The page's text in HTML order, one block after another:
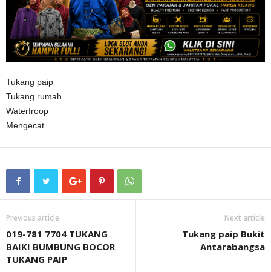
Tukang paip
Tukang rumah
Waterfroop
Mengecat
Previous article
019-781 7704 TUKANG
BAIKI BUMBUNG BOCOR
TUKANG PAIP
Next article
Tukang paip Bukit
Antarabangsa